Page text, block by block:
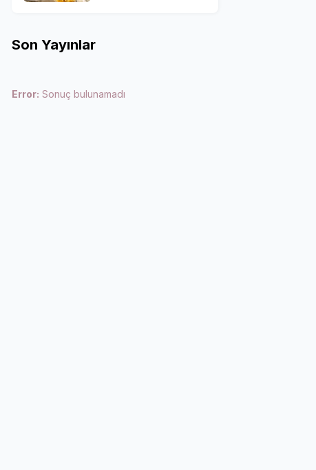
Son Yayınlar
Error: Sonuç bulunamadı